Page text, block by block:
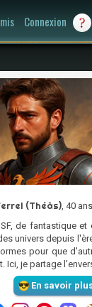
Connexion
(Théâs), 40 ans
de fantastique et
univers depuis
pour que
Ici, je partage
En savoir